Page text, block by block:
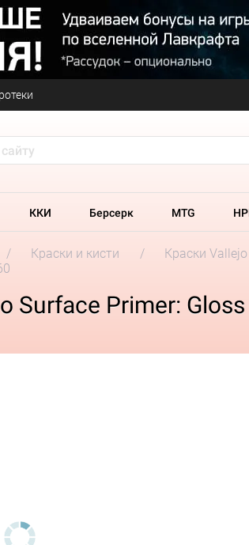
ККИ Берсерк MTG
Краски и кисти Краски Vallejo
Surface Primer: